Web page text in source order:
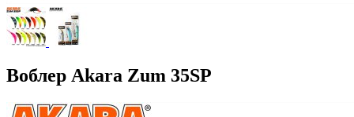
Воблер Akara Zum 35SP